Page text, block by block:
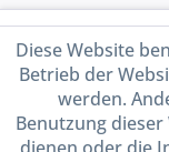
Shop Service
Informationen
Diese Website
Betrieb der
werden.
Benutzung